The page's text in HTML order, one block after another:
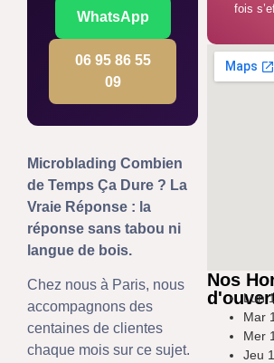
WhatsApp
06 95 86 55
09
Microblading Combien
de Temps Ça Dure ? La
Vraie Réponse : la
réponse sans tabou ni
langue de bois.
Chez nous à Paris, nous
accompagnons des
centaines de clientes
chaque mois sur ce sujet.
fois
Nos
Lun
Mar
Mer
Jeu